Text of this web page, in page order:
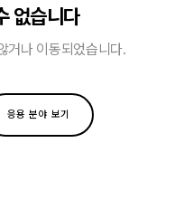
없습니다
거나 이동되었습니다.
응용 분야 보기